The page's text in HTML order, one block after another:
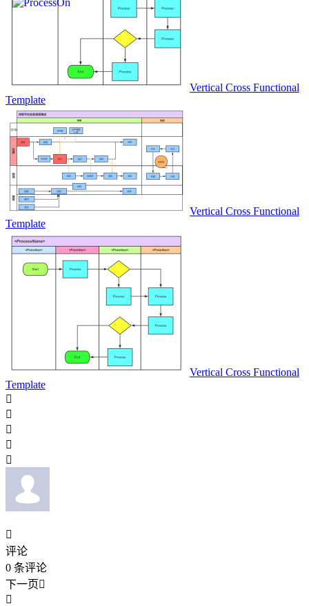
Vertical Cross Functional
Template
Vertical Cross Functional
Template
Vertical Cross Functional
Template






评论
0 条评论
下一页
